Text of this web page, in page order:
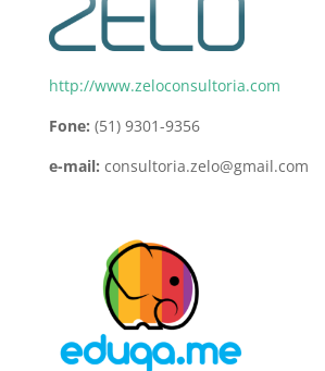
http://www.zeloconsultoria.com
Fone: (51) 9301-9356
e-mail: consultoria.zelo@gmail.com